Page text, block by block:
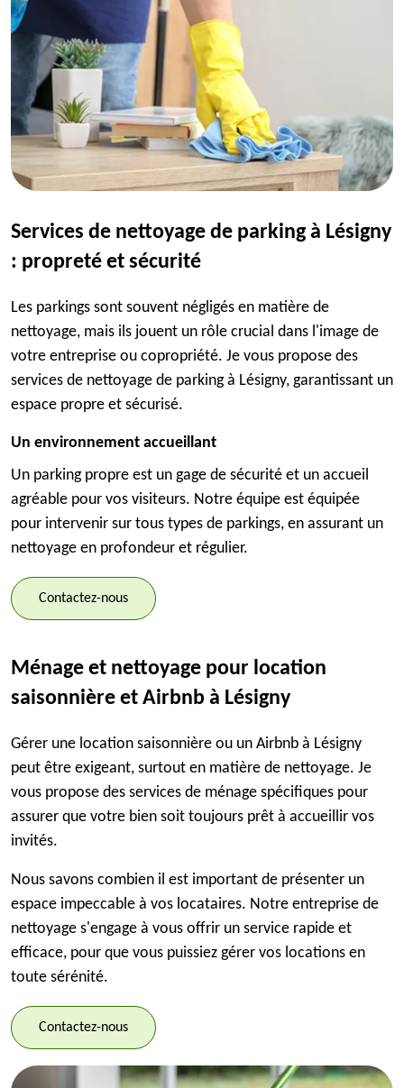
Services de nettoyage de parking à Lésigny
: propreté et sécurité
Les parkings sont souvent négligés en matière de
nettoyage, mais ils jouent un rôle crucial dans l'image de
votre entreprise ou copropriété. Je vous propose des
services de nettoyage de parking à Lésigny, garantissant un
espace propre et sécurisé.
Un environnement accueillant
Un parking propre est un gage de sécurité et un accueil
agréable pour vos visiteurs. Notre équipe est équipée
pour intervenir sur tous types de parkings, en assurant un
nettoyage en profondeur et régulier.
Contactez-nous
Ménage et nettoyage pour location
saisonnière et Airbnb à Lésigny
Gérer une location saisonnière ou un Airbnb à Lésigny
peut être exigeant, surtout en matière de nettoyage. Je
vous propose des services de ménage spécifiques pour
assurer que votre bien soit toujours prêt à accueillir vos
invités.
Nous savons combien il est important de présenter un
espace impeccable à vos locataires. Notre entreprise de
nettoyage s'engage à vous offrir un service rapide et
efficace, pour que vous puissiez gérer vos locations en
toute sérénité.
Contactez-nous